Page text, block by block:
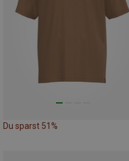
Du sparst 51%